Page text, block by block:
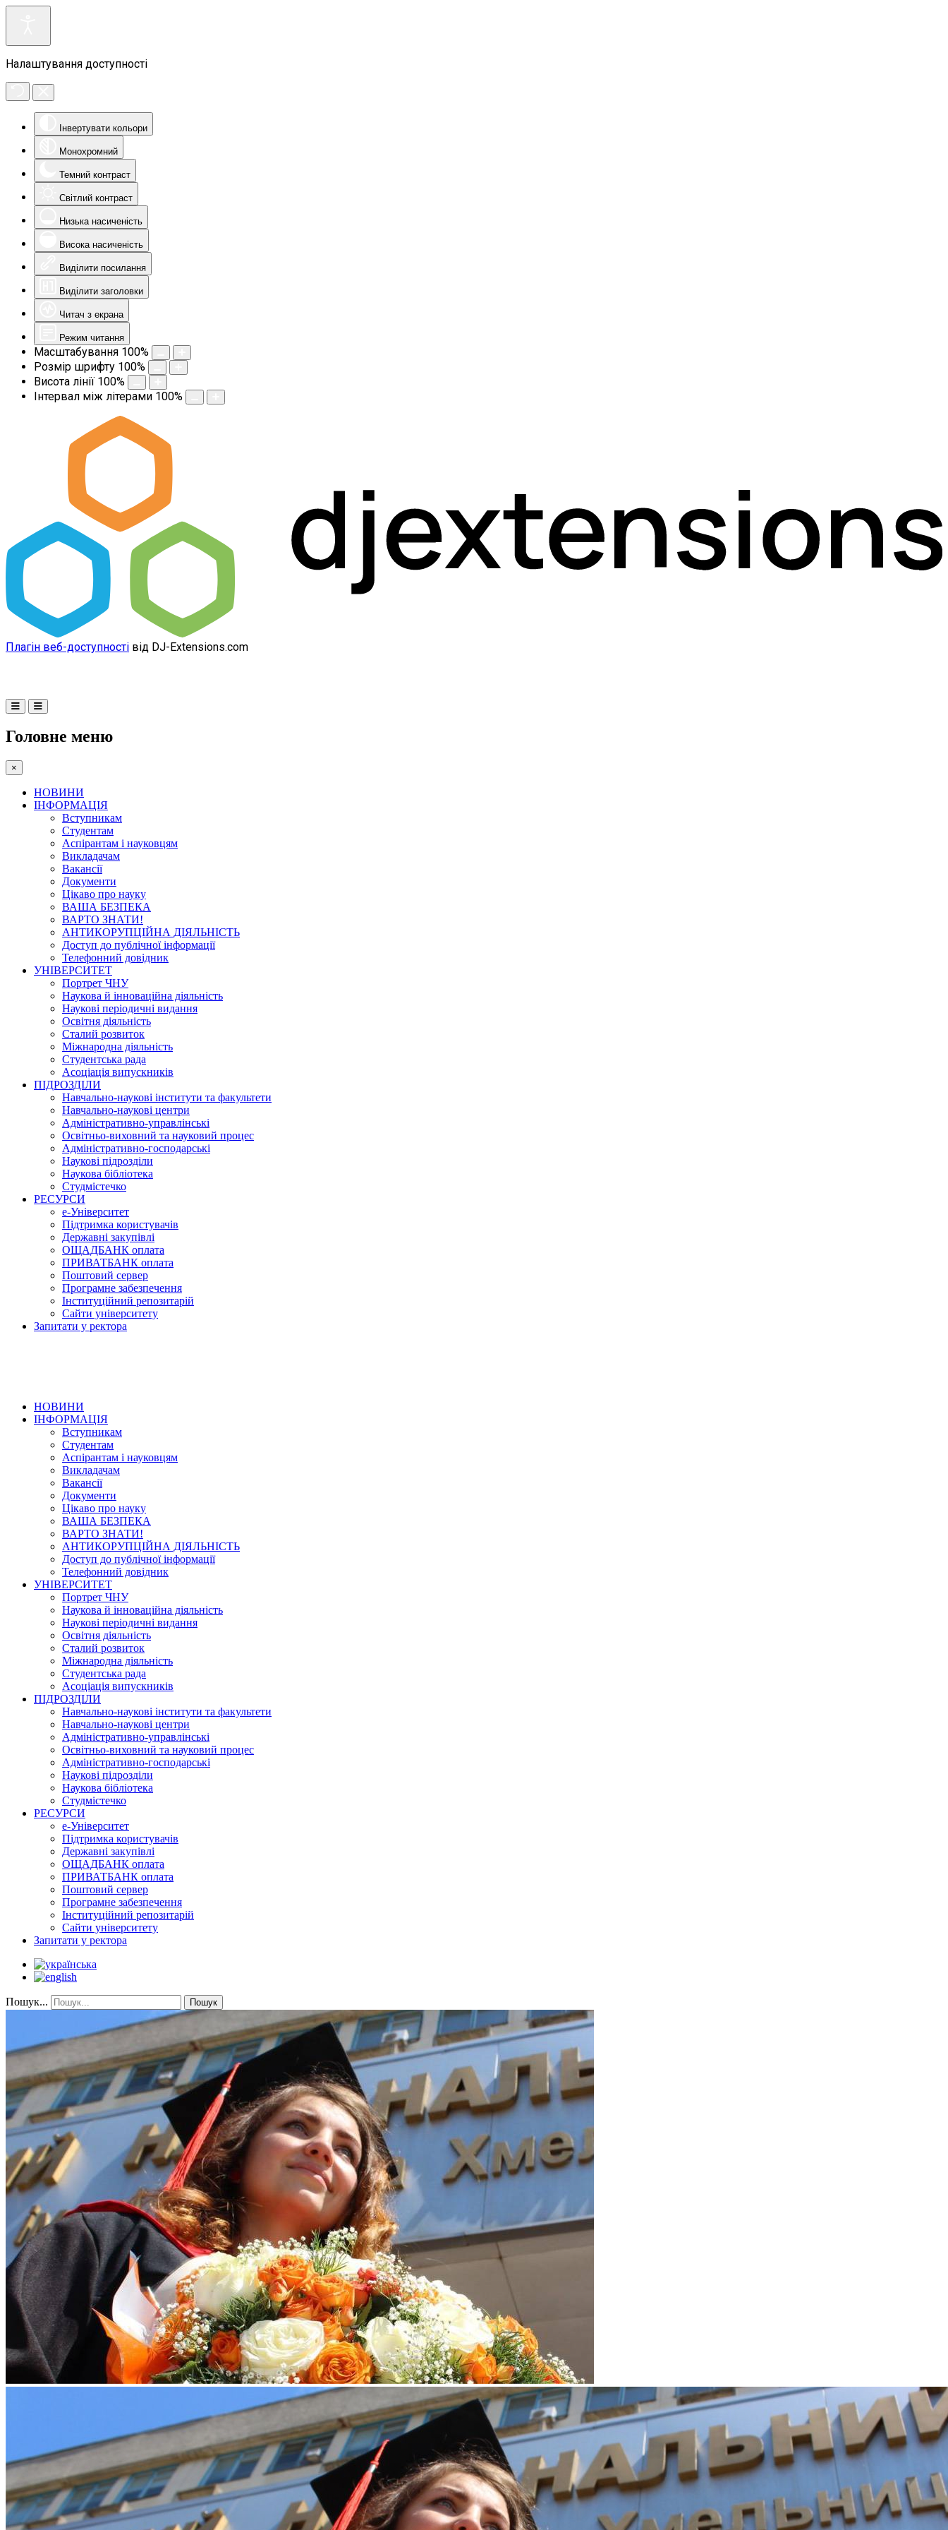
Налаштування доступності
Інвертувати кольори
Монохромний
Темний контраст
Світлий контраст
Низька насиченість
Висока насиченість
Виділити посилання
Виділити заголовки
Читач з екрана
Режим читання
Масштабування 100%
Розмір шрифту 100%
Висота лінії 100%
Інтервал між літерами 100%
Плагін веб-доступності від DJ-Extensions.com
Головне меню
×
НОВИНИ
ІНФОРМАЦІЯ
Вступникам
Студентам
Аспірантам і науковцям
Викладачам
Вакансії
Документи
Цікаво про науку
ВАША БЕЗПЕКА
ВАРТО ЗНАТИ!
АНТИКОРУПЦІЙНА ДІЯЛЬНІСТЬ
Доступ до публічної інформації
Телефонний довідник
УНІВЕРСИТЕТ
Портрет ЧНУ
Наукова й інноваційна діяльність
Наукові періодичні видання
Освітня діяльність
Сталий розвиток
Міжнародна діяльність
Студентська рада
Асоціація випускників
ПІДРОЗДІЛИ
Навчально-наукові інститути та факультети
Навчально-наукові центри
Адміністративно-управлінські
Освітньо-виховний та науковий процес
Адміністративно-господарські
Наукові підрозділи
Наукова бібліотека
Студмістечко
РЕСУРСИ
е-Університет
Підтримка користувачів
Державні закупівлі
ОЩАДБАНК оплата
ПРИВАТБАНК оплата
Поштовий сервер
Програмне забезпечення
Інституційний репозитарій
Сайти університету
Запитати у ректора
НОВИНИ
ІНФОРМАЦІЯ
Вступникам
Студентам
Аспірантам і науковцям
Викладачам
Вакансії
Документи
Цікаво про науку
ВАША БЕЗПЕКА
ВАРТО ЗНАТИ!
АНТИКОРУПЦІЙНА ДІЯЛЬНІСТЬ
Доступ до публічної інформації
Телефонний довідник
УНІВЕРСИТЕТ
Портрет ЧНУ
Наукова й інноваційна діяльність
Наукові періодичні видання
Освітня діяльність
Сталий розвиток
Міжнародна діяльність
Студентська рада
Асоціація випускників
ПІДРОЗДІЛИ
Навчально-наукові інститути та факультети
Навчально-наукові центри
Адміністративно-управлінські
Освітньо-виховний та науковий процес
Адміністративно-господарські
Наукові підрозділи
Наукова бібліотека
Студмістечко
РЕСУРСИ
е-Університет
Підтримка користувачів
Державні закупівлі
ОЩАДБАНК оплата
ПРИВАТБАНК оплата
Поштовий сервер
Програмне забезпечення
Інституційний репозитарій
Сайти університету
Запитати у ректора
Пошук... Пошук